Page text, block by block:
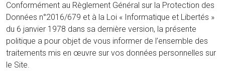
Conformément au Règlement Général sur la Protection des
Données n°2016/679 et à la Loi « Informatique et Libertés »
du 6 janvier 1978 dans sa dernière version, la présente
politique a pour objet de vous informer de l’ensemble des
traitements mis en œuvre sur vos données personnelles sur
le Site.